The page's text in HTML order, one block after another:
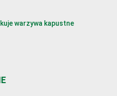
warzywa kapustne